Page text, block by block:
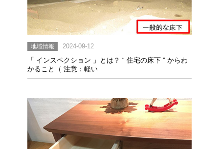
地域情報 2024-09-12
「 インスペクション 」とは？ “ 住宅の床下 ” からわ
かること（ 注意：軽い